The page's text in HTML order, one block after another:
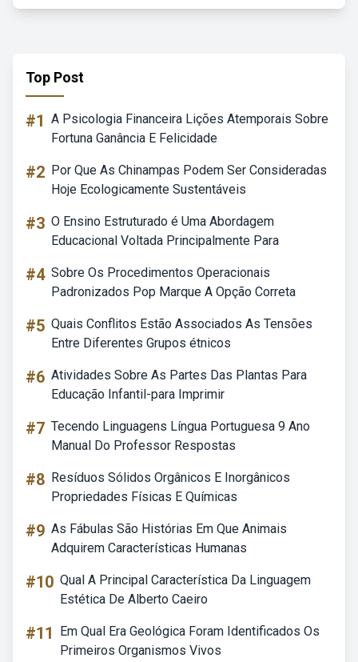
Top Post
#1 A Psicologia Financeira Lições Atemporais Sobre
Fortuna Ganância E Felicidade
#2 Por Que As Chinampas Podem Ser Consideradas
Hoje Ecologicamente Sustentáveis
#3 O Ensino Estruturado é Uma Abordagem
Educacional Voltada Principalmente Para
#4 Sobre Os Procedimentos Operacionais
Padronizados Pop Marque A Opção Correta
#5 Quais Conflitos Estão Associados As Tensões
Entre Diferentes Grupos étnicos
#6 Atividades Sobre As Partes Das Plantas Para
Educação Infantil-para Imprimir
#7 Tecendo Linguagens Língua Portuguesa 9 Ano
Manual Do Professor Respostas
#8 Resíduos Sólidos Orgânicos E Inorgânicos
Propriedades Físicas E Químicas
#9 As Fábulas São Histórias Em Que Animais
Adquirem Características Humanas
#10 Qual A Principal Característica Da Linguagem
Estética De Alberto Caeiro
#11
Em Qual Era Geológica Foram Identificados Os
Primeiros Organismos Vivos